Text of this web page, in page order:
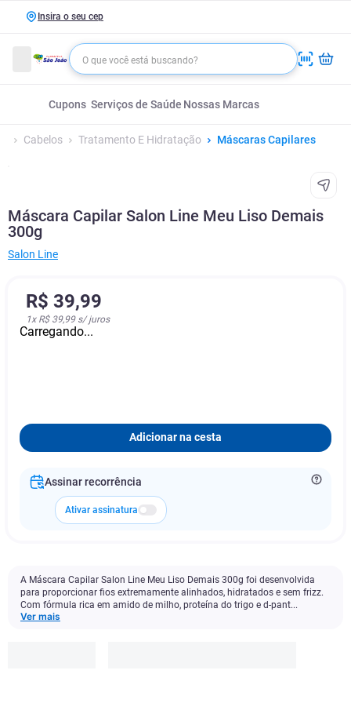
Insira o seu cep
Cupons Serviços de Saúde Nossas Marcas
Cabelos Tratamento E Hidratação Máscaras Capilares
Máscara Capilar Salon Line Meu Liso Demais
300g
Salon Line
R$ 39,99
1x R$ 39,99s/ juros
Carregando...
Adicionar na cesta
Assinar recorrência
Ativar assinatura
A Máscara Capilar Salon Line Meu Liso Demais 300g foi desenvolvida
para proporcionar fios extremamente alinhados, hidratados e sem frizz.
Com fórmula rica em amido de milho, proteína do trigo e d-pant...
Ver mais